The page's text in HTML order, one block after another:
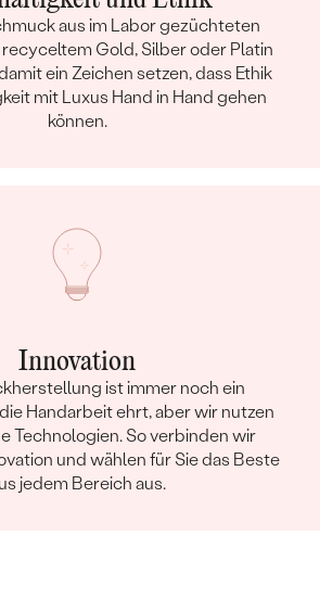
aus im Labor gezüchteten
Gold, Silber oder Platin
ein Zeichen setzen, dass Ethik
mit Luxus Hand in Hand gehen
können.
Innovation
ist immer noch ein
Handarbeit ehrt, aber wir nutzen
Technologien. So verbinden wir
und wählen für Sie das Beste
jedem Bereich aus.